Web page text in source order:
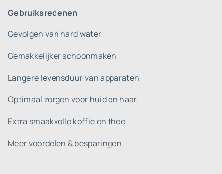
Gebruiksredenen
Gevolgen van hard water
Gemakkelijker schoonmaken
Langere levensduur van apparaten
Optimaal zorgen voor huid en haar
Extra smaakvolle koffie en thee
Meer voordelen & besparingen